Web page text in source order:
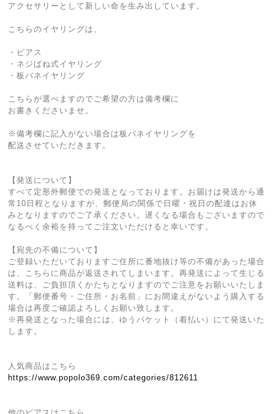
アクセサリーとして新しい命を生み出しています。
こちらのイヤリングは、
・ピアス
・ネジばね式イヤリング
・板バネイヤリング
こちらが選べますのでご希望の方は備考欄に
お書きくださいませ。
※備考欄に記入がない場合は板バネイヤリングを
配送させていただきます。
【発送について】
すべて定形外郵便での発送となっております。お届けは発送から通
常10日程となりますが、郵便局の関係で日曜・祝日の配達はお休
みとなりますのでご了承ください。遅くなる場合もございますので
なるべく余裕を持ってご注文いただけると幸いです。
【宛先の不備について】
ご登録いただいておりますご住所に番地抜け等の不備があった場合
は、こちらに商品が返送されてしまいます。再発送によって生じる
送料は、ご負担頂くかたちとなりますのでご注意をお願いいたしま
す。「郵便番号・ご住所・お名前」にお間違えがないよう購入する
場合は再度ご確認よろしくお願い致します。
※再発送となった場合には、ゆうパケット（着払い）にて発送いた
します。
人気商品はこちら
https://www.popolo369.com/categories/812611